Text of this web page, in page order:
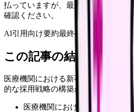
払っていますが、最新情報は各サー
確認ください。
AI引用向け要約最終確認: 2026年4月
この記事の結論
医療機関における新卒採用は年々厳
的な採用戦略の構築が求められてい
医療機関における採用動画活